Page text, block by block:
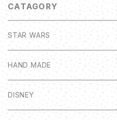
CATAGORY
STAR WARS
HAND MADE
DISNEY